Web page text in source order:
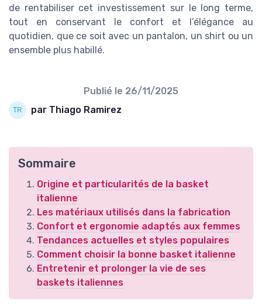
de rentabiliser cet investissement sur le long terme,
tout en conservant le confort et l’élégance au
quotidien, que ce soit avec un pantalon, un shirt ou un
ensemble plus habillé.
Publié le 26/11/2025
par Thiago Ramirez
Sommaire
Origine et particularités de la basket
italienne
Les matériaux utilisés dans la fabrication
Confort et ergonomie adaptés aux femmes
Tendances actuelles et styles populaires
Comment choisir la bonne basket italienne
Entretenir et prolonger la vie de ses
baskets italiennes